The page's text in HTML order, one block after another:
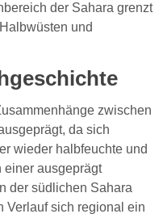
der Sahara grenzt
und
zwischen
da sich
wieder halbfeuchte und
einer ausgeprägt
der südlichen Sahara
Verlauf sich regional ein